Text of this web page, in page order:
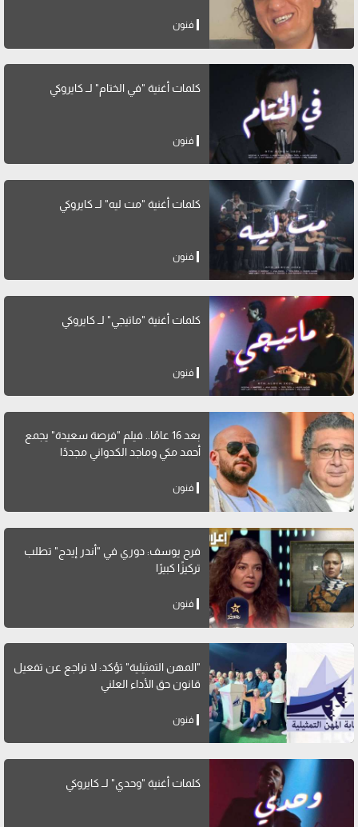
فنون
كلمات أغنية "في الختام" لــ كايروكي
فنون
كلمات أغنية "مت ليه" لــ كايروكي
فنون
كلمات أغنية "ماتيجي" لــ كايروكي
فنون
بعد 16 عامًا.. فيلم "فرصة سعيدة" يجمع
أحمد مكي وماجد الكدواني مجددًا
فنون
فرح يوسف: دوري في "أندر إيدج" تطلب
تركيزًا كبيرًا
فنون
"المهن التمثيلية" تؤكد: لا تراجع عن تفعيل
قانون حق الأداء العلني
فنون
كلمات أغنية "وحدي" لــ كايروكي